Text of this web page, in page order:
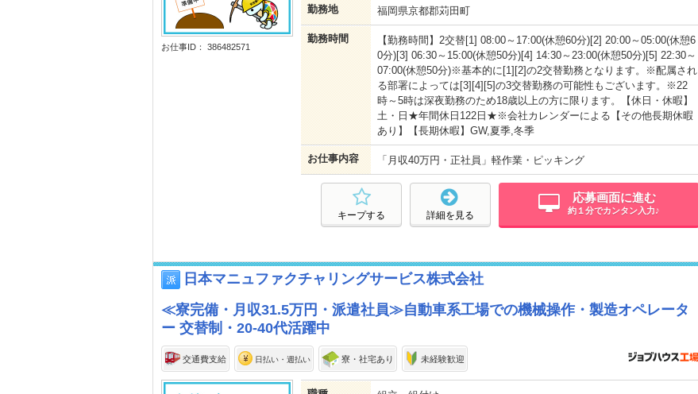
お仕事ID： 386482571
勤務地 福岡県京都郡苅田町
勤務時間
【勤務時間】2交替[1] 08:00～17:00(休憩60分)[2] 20:00～05:00(休憩6
0分)[3] 06:30～15:00(休憩50分)[4] 14:30～23:00(休憩50分)[5] 22:30～
07:00(休憩50分)※基本的に[1][2]の2交替勤務となります。※配属され
る部署によっては[3][4][5]の3交替勤務の可能性もございます。※22
時～5時は深夜勤務のため18歳以上の方に限ります。【休日・休暇】
土・日★年間休日122日★※会社カレンダーによる【その他長期休暇
あり】【長期休暇】GW,夏季,冬季
お仕事内容 「月収40万円・正社員」軽作業・ピッキング
応募画面に進む
約１分でカンタン入力♪
詳細を見る
キープする
日本マニュファクチャリングサービス株式会社
≪寮完備・月収31.5万円・派遣社員≫自動車系工場での機械操作・製造オペレータ
ー 交替制・20-40代活躍中
交通費支給 日払い・週払い 寮・社宅あり 未経験歓迎